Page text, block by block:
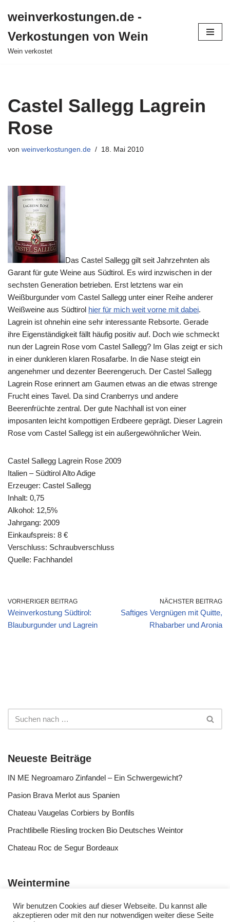
Inhalt
springen
weinverkostungen.de -
Verkostungen von Wein
Wein verkostet
Castel Sallegg Lagrein
Rose
von weinverkostungen.de 18. Mai 2010
Das Castel Sallegg gilt seit Jahrzehnten als
Garant für gute Weine aus Südtirol. Es wird inzwischen in der
sechsten Generation betrieben. Erst letztens war ein
Weißburgunder vom Castel Sallegg unter einer Reihe anderer
Weißweine aus Südtirol hier für mich weit vorne mit dabei.
Lagrein ist ohnehin eine sehr interessante Rebsorte. Gerade
ihre Eigenständigkeit fällt häufig positiv auf. Doch wie schmeckt
nun der Lagrein Rose vom Castel Sallegg? Im Glas zeigt er sich
in einer dunkleren klaren Rosafarbe. In die Nase steigt ein
angenehmer und dezenter Beerengeruch. Der Castel Sallegg
Lagrein Rose erinnert am Gaumen etwas an die etwas strenge
Frucht eines Tavel. Da sind Cranberrys und andere
Beerenfrüchte zentral. Der gute Nachhall ist von einer
imposanten leicht kompottigen Erdbeere geprägt. Dieser Lagrein
Rose vom Castel Sallegg ist ein außergewöhnlicher Wein.
Castel Sallegg Lagrein Rose 2009
Italien – Südtirol Alto Adige
Erzeuger: Castel Sallegg
Inhalt: 0,75
Alkohol: 12,5%
Jahrgang: 2009
Einkaufspreis: 8 €
Verschluss: Schraubverschluss
Quelle: Fachhandel
VORHERIGER BEITRAG
Weinverkostung Südtirol:
Blauburgunder und Lagrein
NÄCHSTER BEITRAG
Saftiges Vergnügen mit Quitte,
Rhabarber und Aronia
Neueste Beiträge
IN ME Negroamaro Zinfandel – Ein Schwergewicht?
Pasion Brava Merlot aus Spanien
Chateau Vaugelas Corbiers by Bonfils
Prachtlibelle Riesling trocken Bio Deutsches Weintor
Chateau Roc de Segur Bordeaux
Weintermine
Wir benutzen Cookies auf dieser Webseite. Du kannst alle
akzeptieren oder mit den nur notwendigen weiter diese Seite